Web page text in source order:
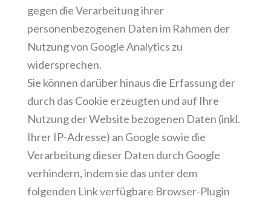
gegen die Verarbeitung ihrer
personenbezogenen Daten im Rahmen der
Nutzung von Google Analytics zu
widersprechen.
Sie können darüber hinaus die Erfassung der
durch das Cookie erzeugten und auf Ihre
Nutzung der Website bezogenen Daten (inkl.
Ihrer IP-Adresse) an Google sowie die
Verarbeitung dieser Daten durch Google
verhindern, indem sie das unter dem
folgenden Link verfügbare Browser-Plugin